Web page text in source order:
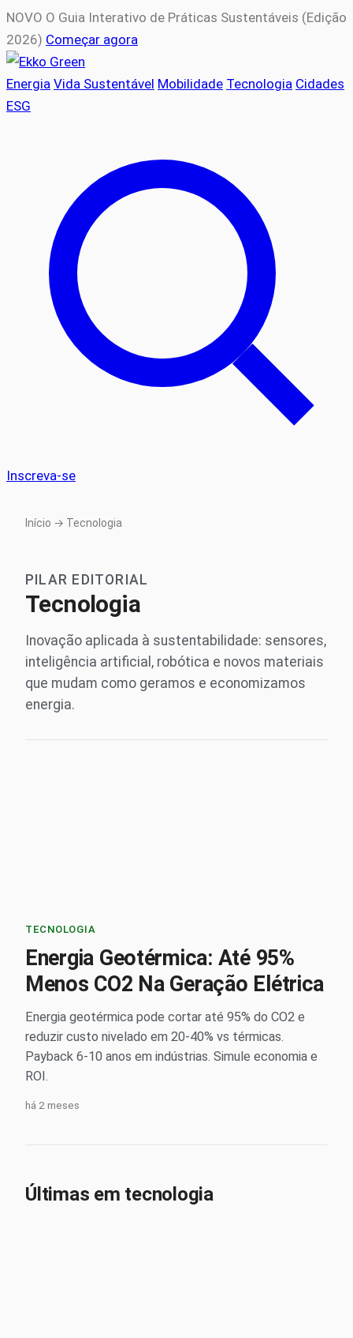
Pular
para
o
conteúdo
NOVO O Guia Interativo de Práticas Sustentáveis (Edição
2026) Começar agora
Energia Vida Sustentável Mobilidade Tecnologia Cidades
ESG
Inscreva-se
Início → Tecnologia
PILAR EDITORIAL
Tecnologia
Inovação aplicada à sustentabilidade: sensores,
inteligência artificial, robótica e novos materiais
que mudam como geramos e economizamos
energia.
TECNOLOGIA
Energia Geotérmica: Até 95%
Menos CO2 Na Geração Elétrica
Energia geotérmica pode cortar até 95% do CO2 e
reduzir custo nivelado em 20-40% vs térmicas.
Payback 6-10 anos em indústrias. Simule economia e
ROI.
há 2 meses
Últimas em tecnologia